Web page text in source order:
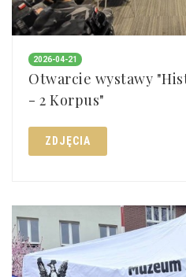
2026-04-21
Otwarcie wystawy
- 2 Korpus"
ZDJĘCIA